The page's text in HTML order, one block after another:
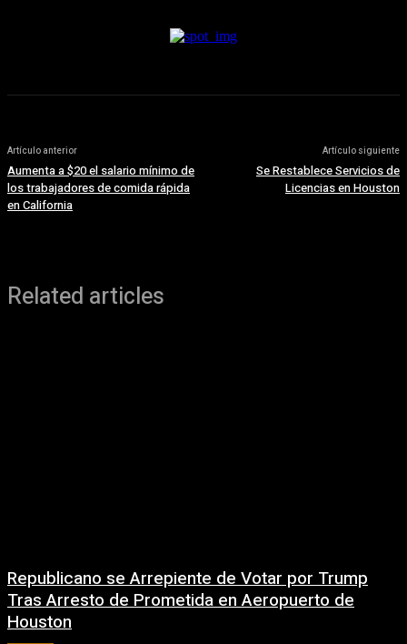
Artículo anterior
Aumenta a $20 el salario mínimo de
los trabajadores de comida rápida
en California
Artículo siguiente
Se Restablece Servicios de
Licencias en Houston
Related articles
Republicano se Arrepiente de Votar por Trump
Tras Arresto de Prometida en Aeropuerto de
Houston